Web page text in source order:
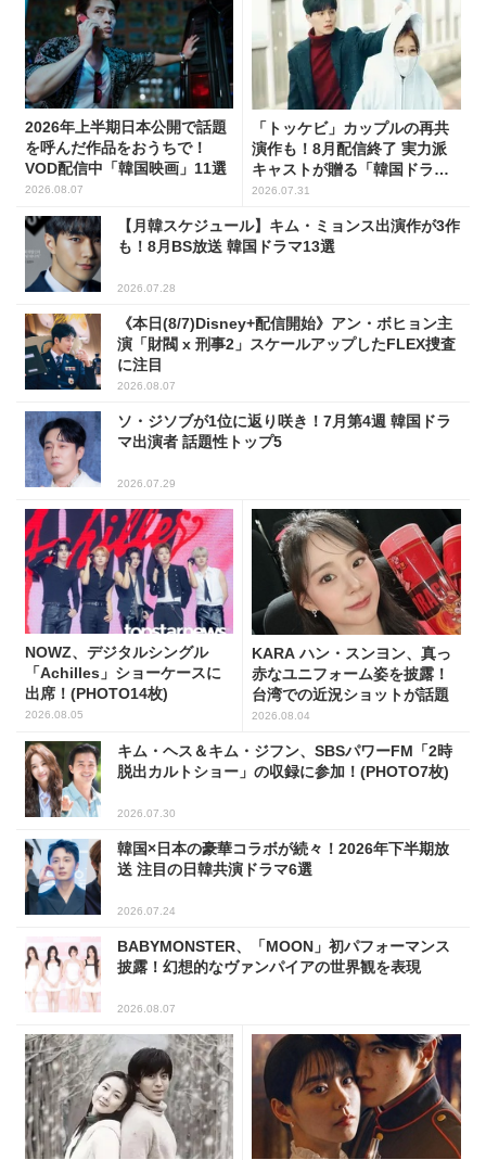
2026年上半期日本公開で話題
を呼んだ作品をおうちで！
VOD配信中「韓国映画」11選
2026.08.07
「トッケビ」カップルの再共
演作も！8月配信終了 実力派
キャストが贈る「韓国ドラ
マ」5選
2026.07.31
【月韓スケジュール】キム・ミョンス出演作が3作
も！8月BS放送 韓国ドラマ13選
2026.07.28
《本日(8/7)Disney+配信開始》アン・ボヒョン主
演「財閥 x 刑事2」スケールアップしたFLEX捜査
に注目
2026.08.07
ソ・ジソブが1位に返り咲き！7月第4週 韓国ドラ
マ出演者 話題性トップ5
2026.07.29
NOWZ、デジタルシングル
「Achilles」ショーケースに
出席！(PHOTO14枚)
2026.08.05
KARA ハン・スンヨン、真っ
赤なユニフォーム姿を披露！
台湾での近況ショットが話題
2026.08.04
キム・ヘス＆キム・ジフン、SBSパワーFM「2時
脱出カルトショー」の収録に参加！(PHOTO7枚)
2026.07.30
韓国×日本の豪華コラボが続々！2026年下半期放
送 注目の日韓共演ドラマ6選
2026.07.24
BABYMONSTER、「MOON」初パフォーマンス
披露！幻想的なヴァンパイアの世界観を表現
2026.08.07